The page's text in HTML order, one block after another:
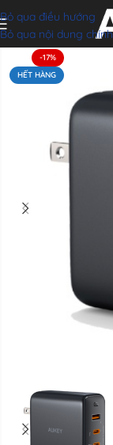
Bỏ qua điều hướng
Bỏ qua nội dung chính
AUKEY Omnia™
-17%
HẾT HÀNG